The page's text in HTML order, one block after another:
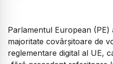
Parlamentul European
majoritate covârşitoare de
reglementare digital al UE,